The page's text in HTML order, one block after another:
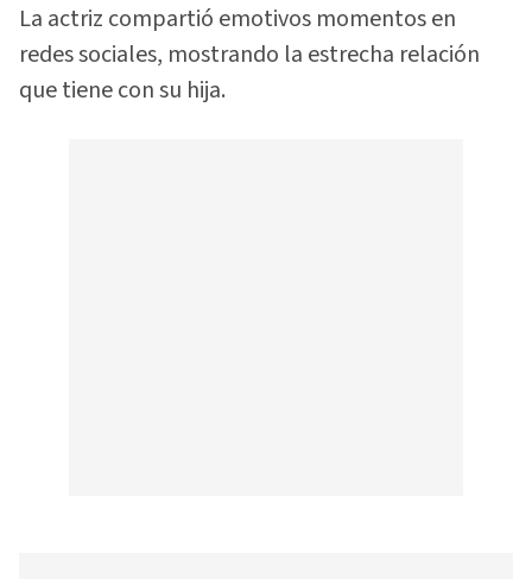
La actriz compartió emotivos momentos en
redes sociales, mostrando la estrecha relación
que tiene con su hija.